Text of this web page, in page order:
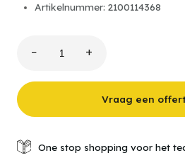
Artikelnummer: 2100114368
−
Pakketwagen
draadgaas,
mm
+
Vraag een
One stop shopping voor het